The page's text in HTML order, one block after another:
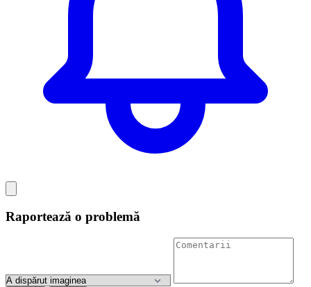
Raportează o problemă